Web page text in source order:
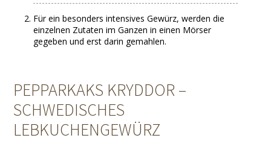
Für ein besonders intensives Gewürz, werden die
einzelnen Zutaten im Ganzen in einen Mörser
gegeben und erst darin gemahlen.
PEPPARKAKS KRYDDOR –
SCHWEDISCHES
LEBKUCHENGEWÜRZ